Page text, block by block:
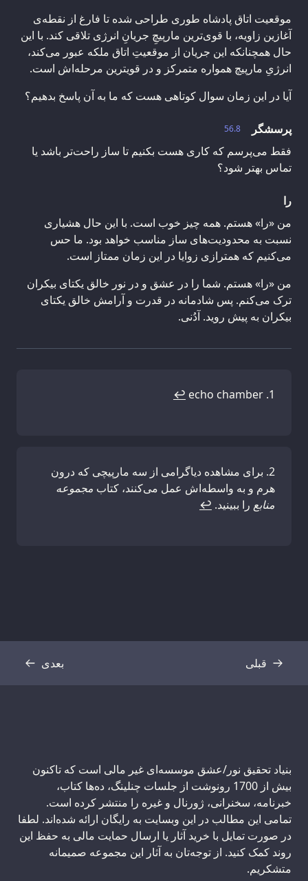
موقعیت اتاق پادشاه طوری طراحی شده تا فارغ از نقطه‌ی
آغازین زاویه، با قوی‌ترین مارپیچِ جریانِ انرژی تلاقی کند. با این
حال همچنانکه این جریان از موقعیتِ اتاق ملکه عبور می‌کند،
انرژیِ مارپیچ همواره متمرکز و در قویترین مرحله‌اش است.
آیا در این زمان سوال کوتاهی هست که ما به آن پاسخ بدهیم؟
56.8
پرسشگر
فقط می‌پرسم که کاری هست بکنیم تا ساز راحت‌تر باشد یا
تماس بهتر شود؟
را
من «را» هستم. همه چیز خوب است. با این حال هشیاری
نسبت به محدودیت‌های ساز مناسب خواهد بود. ما حس
می‌کنیم که همترازی زوایا در این زمان ممتاز است.
من «را» هستم. شما را در عشق و در نور خالق یکتای بیکران
ترک می‌کنم. پس شادمانه در قدرت و آرامش خالق یکتای
بیکران به پیش روید. آدُنی.
echo chamber
↩
برای مشاهده دیاگرامی از سه مارپیچی که درون
هرم و به واسطه‌اش عمل می‌کنند، کتاب مجموعه
منابع را ببینید. ↩
قبلی
رونوشت بعدی
رونوشت
بنیاد تحقیق نور/عشق موسسه‌ای غیر مالی است که تاکنون
بیش از 1700 رونوشت از جلسات چنلینگ، ده‌ها کتاب،
خبرنامه، سخنرانی، ژورنال و غیره را منتشر کرده است.
تمامی این مطالب در این وبسایت به رایگان ارائه شده‌اند. لطفا
در صورت تمایل با خرید آثار یا ارسال حمایت مالی به حفظ این
روند کمک کنید. از توجه‌تان به آثار این مجموعه صمیمانه
متشکریم.